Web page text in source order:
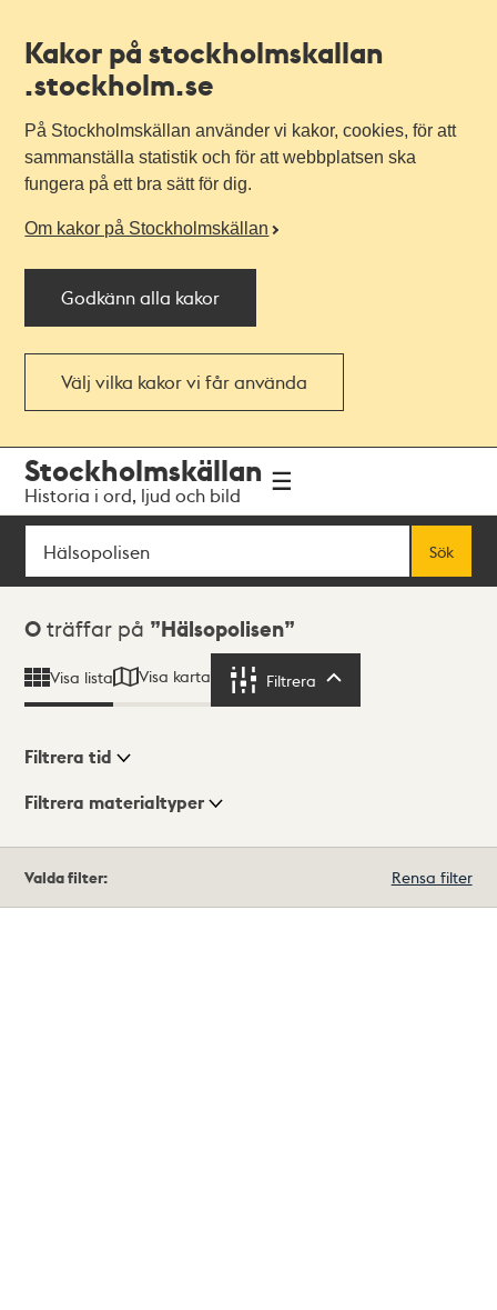
Kakor på stockholmskallan
.stockholm.se
På Stockholmskällan använder vi kakor, cookies, för att
sammanställa statistik och för att webbplatsen ska
fungera på ett bra sätt för dig.
Om kakor på Stockholmskällan
Godkänn alla kakor
Välj vilka kakor vi får använda
navigationen
huvudinnehållet
Stockholmskällan
Historia i ord, ljud och bild
Sök
Sök
Sökresultat
0 träffar på Hälsopolisen
Visa lista Visa karta Filtrera
Visningsläge
Filtrera tid
Filtrera materialtyper
träffar
Valda filter: Rensa filter